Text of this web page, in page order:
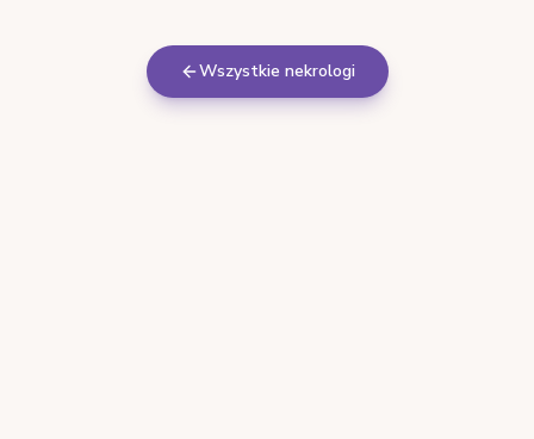
Wszystkie nekrologi